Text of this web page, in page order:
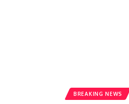
BREAKING NEWS